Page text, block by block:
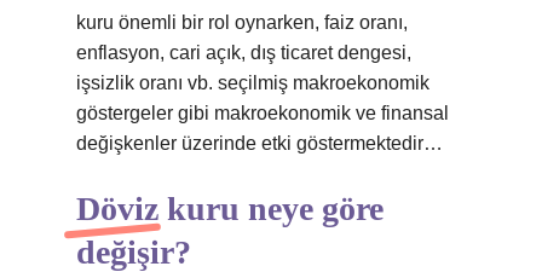
kuru önemli bir rol oynarken, faiz oranı,
enflasyon, cari açık, dış ticaret dengesi,
işsizlik oranı vb. seçilmiş makroekonomik
göstergeler gibi makroekonomik ve finansal
değişkenler üzerinde etki göstermektedir…
Döviz kuru neye göre
değişir?